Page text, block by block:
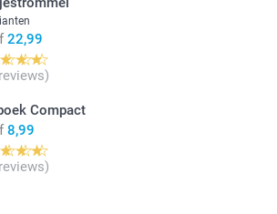
22,99
Compact
8,99